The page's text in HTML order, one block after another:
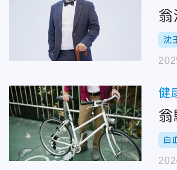
翁
沈
健
翁
白